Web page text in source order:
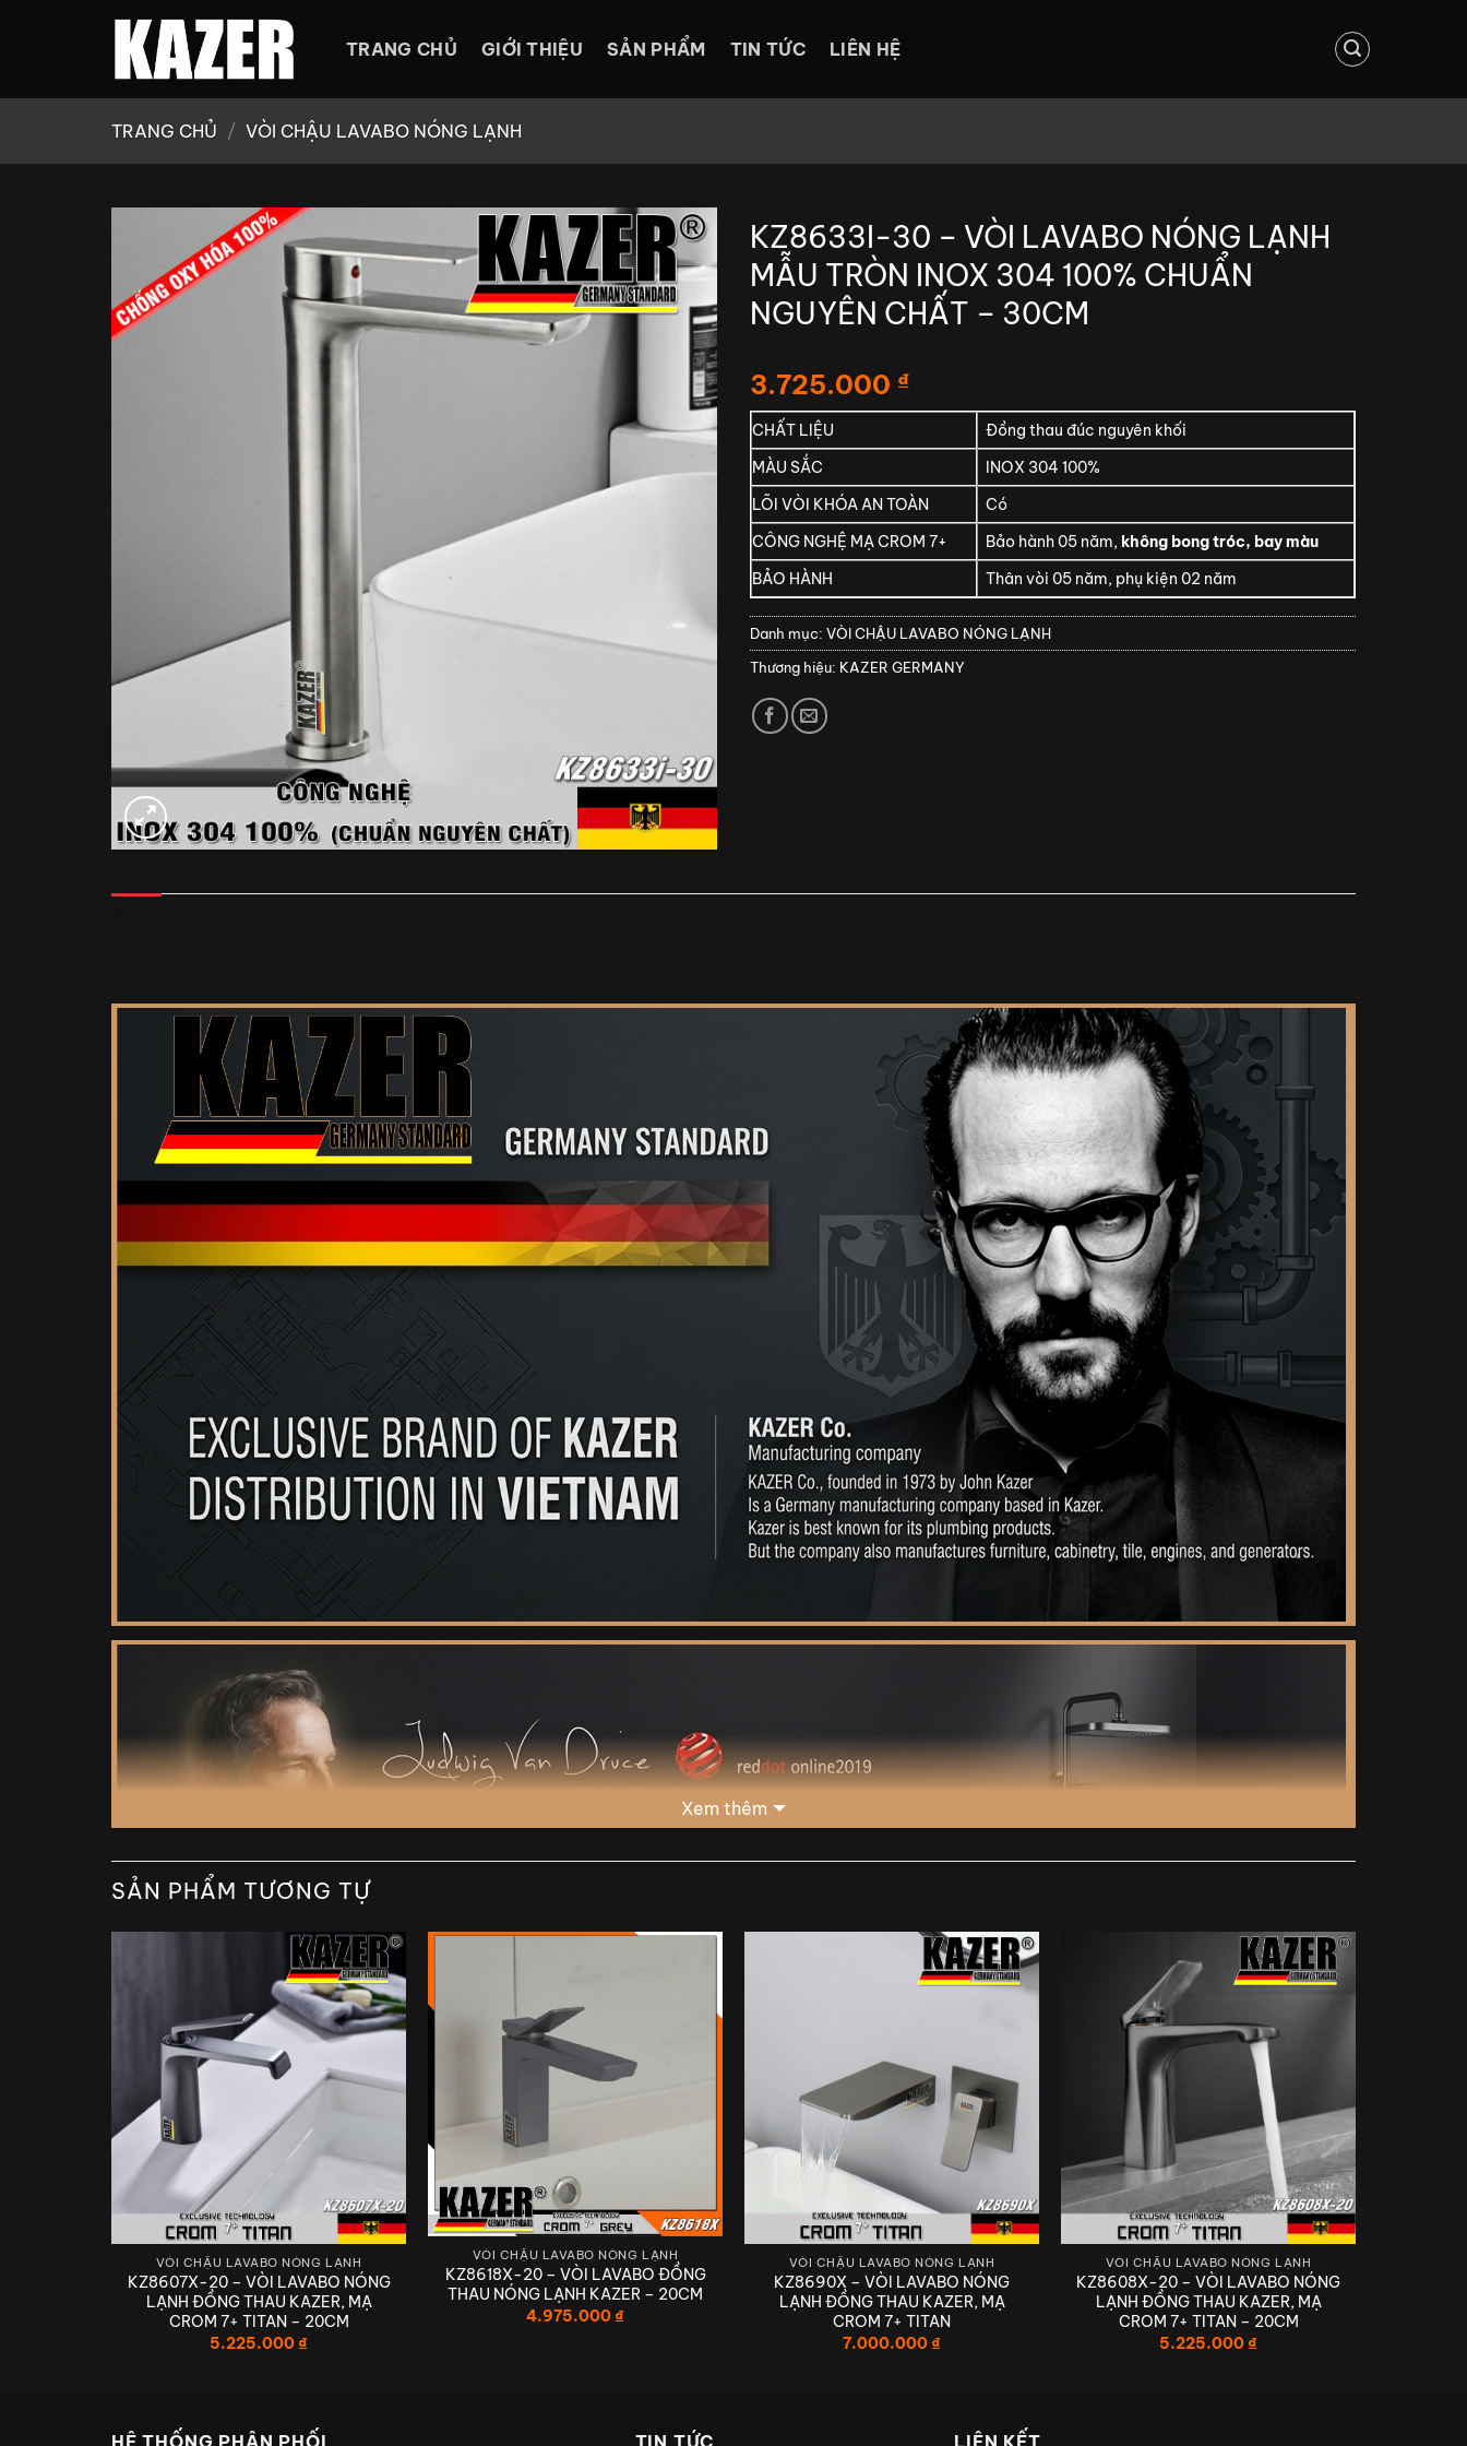
dung
TRANG CHỦ GIỚI THIỆU SẢN PHẨM TIN TỨC LIÊN HỆ
TRANG CHỦ / VÒI CHẬU LAVABO NÓNG LẠNH
KZ8633I-30 – VÒI LAVABO NÓNG LẠNH
MẪU TRÒN INOX 304 100% CHUẨN
NGUYÊN CHẤT – 30CM
3.725.000 ₫
CHẤT LIỆU
Đồng thau đúc nguyên khối
MÀU SẮC
INOX 304 100%
LÕI VÒI KHÓA AN TOÀN
Có
CÔNG NGHỆ MẠ CROM 7+
Bảo hành 05 năm, không bong tróc, bay màu
BẢO HÀNH
Thân vòi 05 năm, phụ kiện 02 năm
Danh mục: VÒI CHẬU LAVABO NÓNG LẠNH
Thương hiệu: KAZER GERMANY
THIẾT BỊ VỆ SINH KAZER GERMANY
CHẤT LƯỢNG – CAO CẤP – HIỆN ĐẠI
Xem thêm
SẢN PHẨM TƯƠNG TỰ
VÒI CHẬU LAVABO NÓNG LẠNH
KZ8607X-20 – VÒI LAVABO NÓNG
LẠNH ĐỒNG THAU KAZER, MẠ
CROM 7+ TITAN – 20CM
5.225.000₫
VÒI CHẬU LAVABO NÓNG LẠNH
KZ8618X-20 – VÒI LAVABO ĐỒNG
THAU NÓNG LẠNH KAZER – 20CM
4.975.000₫
VÒI CHẬU LAVABO NÓNG LẠNH
KZ8690X – VÒI LAVABO NÓNG
LẠNH ĐỒNG THAU KAZER, MẠ
CROM 7+ TITAN
7.000.000₫
VÒI CHẬU LAVABO NÓNG LẠNH
KZ8608X-20 – VÒI LAVABO NÓNG
LẠNH ĐỒNG THAU KAZER, MẠ
CROM 7+ TITAN – 20CM
5.225.000₫